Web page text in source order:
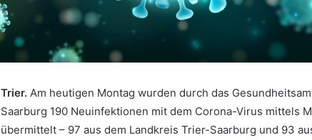
Trier. Am heutigen Montag wurden durch das
Saarburg 190 Neuinfektionen mit dem Corona-Virus mittels
übermittelt – 97 aus dem Landkreis Trier-Saarburg und 93